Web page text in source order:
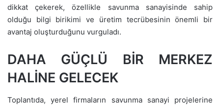
dikkat çekerek, özellikle savunma sanayisinde sahip
olduğu bilgi birikimi ve üretim tecrübesinin önemli bir
avantaj oluşturduğunu vurguladı.
DAHA GÜÇLÜ BİR MERKEZ
HALİNE GELECEK
Toplantıda, yerel firmaların savunma sanayi projelerine